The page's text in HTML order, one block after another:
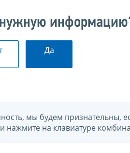
Да
мы будем признательны,
нажмите на клавиатуре